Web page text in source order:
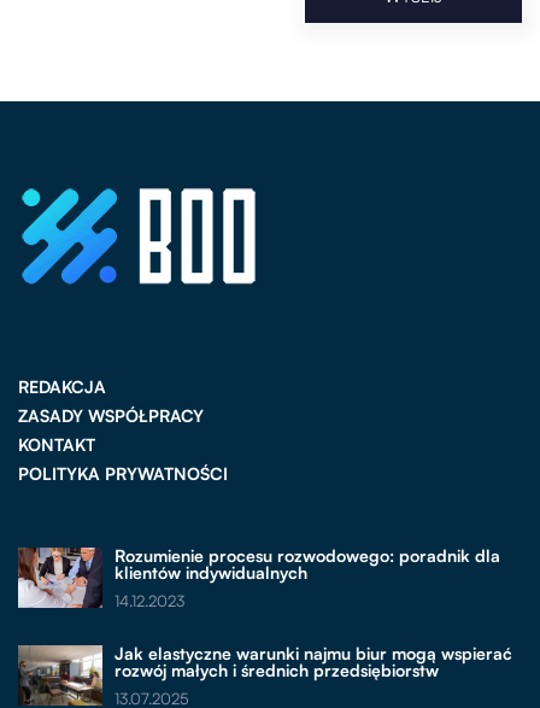
REDAKCJA
ZASADY WSPÓŁPRACY
KONTAKT
POLITYKA PRYWATNOŚCI
Rozumienie procesu rozwodowego: poradnik dla
klientów indywidualnych
14.12.2023
Jak elastyczne warunki najmu biur mogą wspierać
rozwój małych i średnich przedsiębiorstw
13.07.2025